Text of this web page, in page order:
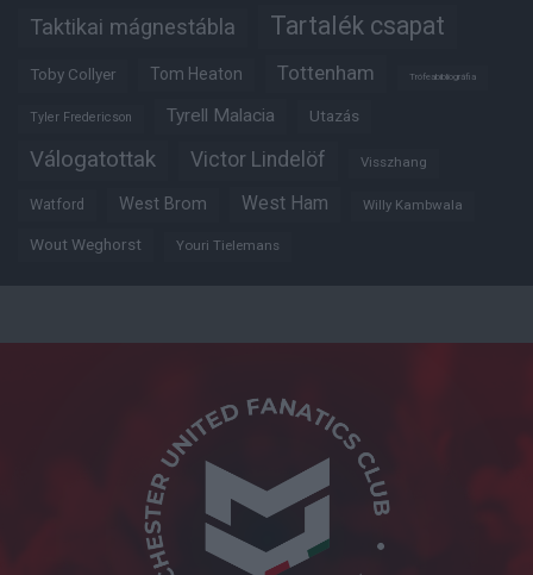
Taktikai mágnestábla Tartalék csapat
Toby Collyer Tom Heaton Tottenham Trófeabibliográfia
Tyler Fredericson Tyrell Malacia Utazás
Válogatottak Victor Lindelöf Visszhang
Watford West Brom West Ham Willy Kambwala
Wout Weghorst Youri Tielemans